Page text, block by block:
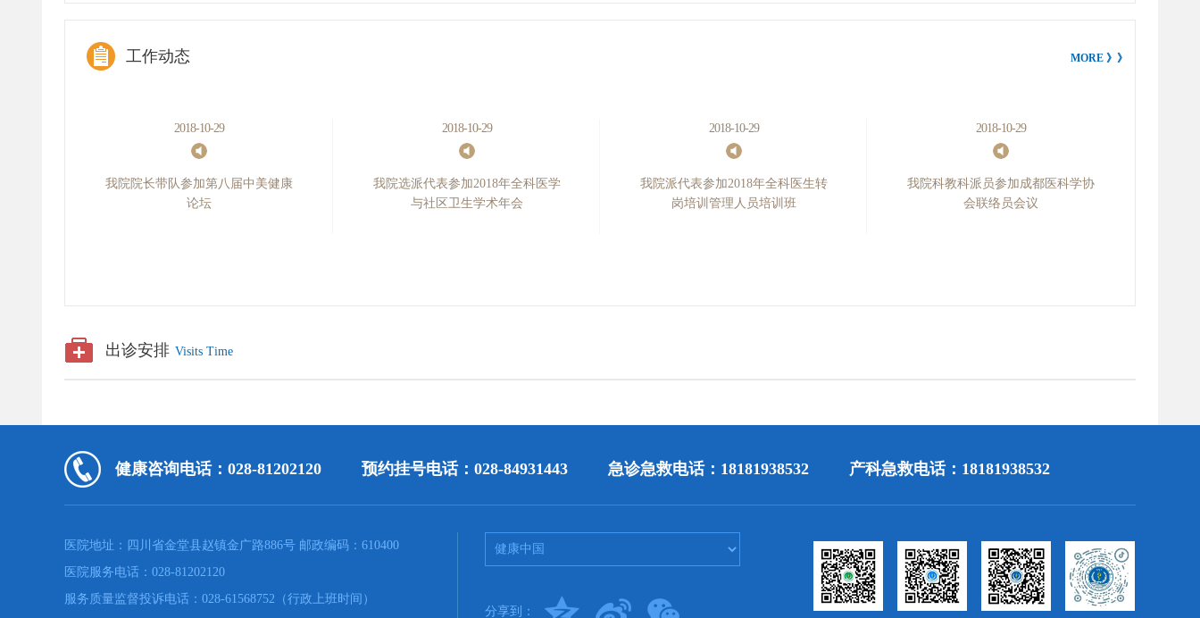
工作动态 MORE 》》
阅读详细
2018-10-29
我院院长带队参加第八届中美健康
论坛
2018-10-29
我院选派代表参加2018年全科医学
与社区卫生学术年会
2018-10-29
我院派代表参加2018年全科医生转
岗培训管理人员培训班
2018-10-29
我院科教科派员参加成都医科学协
会联络员会议
出诊安排 Visits Time
健康咨询电话：028-81202120 预约挂号电话：028-84931443 急诊急救电话：18181938532 产科急救电话：18181938532
医院地址：四川省金堂县赵镇金广路886号 邮政编码：610400
医院服务电话：028-81202120
服务质量监督投诉电话：028-61568752（行政上班时间）
分享到：